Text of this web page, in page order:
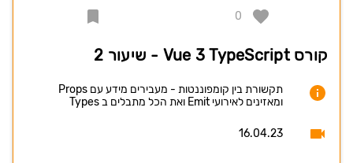
0
קורס Vue 3 TypeScript - שיעור 2
תקשורת בין קומפוננטות - מעבירים מידע עם Props
ומאזינים לאירועי Emit ואת הכל מתבלים ב Types
16.04.23